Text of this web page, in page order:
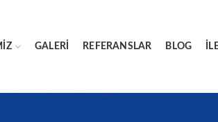
GALERI REFERANSLAR BLOG